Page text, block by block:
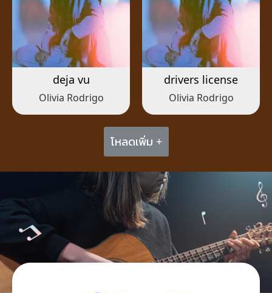
deja vu
Olivia Rodrigo
drivers license
Olivia Rodrigo
โหลดเพิ่ม +